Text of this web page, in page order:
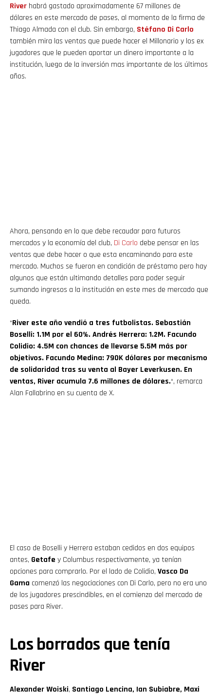
River habrá gastado aproximadamente 67 millones de
dólares en este mercado de pases, al momento de la firma de
Thiago Almada con el club. Sin embargo, Stéfano Di Carlo
también mira las ventas que puede hacer el Millonario y los ex
jugadores que le pueden aportar un dinero importante a la
institución, luego de la inversión mas importante de los últimos
años.
Ahora, pensando en lo que debe recaudar para futuros
mercados y la economía del club, Di Carlo debe pensar en las
ventas que debe hacer o que esta encaminando para este
mercado. Muchos se fueron en condición de préstamo pero hay
algunos que están ultimando detalles para poder seguir
sumando ingresos a la institución en este mes de mercado que
queda.
“River este año vendió a tres futbolistas. Sebastián
Boselli: 1.1M por el 60%. Andrés Herrera: 1.2M. Facundo
Colidio: 4.5M con chances de llevarse 5.5M más por
objetivos. Facundo Medina: 790K dólares por mecanismo
de solidaridad tras su venta al Bayer Leverkusen. En
ventas, River acumula 7.6 millones de dólares.“, remarca
Alan Fallabrino en su cuenta de X.
El caso de Boselli y Herrera estaban cedidos en dos equipos
antes, Getafe y Columbus respectivamente, ya tenían
opciones para comprarlo. Por el lado de Colidio, Vasco Da
Gama comenzó las negociaciones con Di Carlo, pero no era uno
de los jugadores prescindibles, en el comienzo del mercado de
pases para River.
Los borrados que tenía
River
Alexander Woiski, Santiago Lencina, Ian Subiabre, Maxi